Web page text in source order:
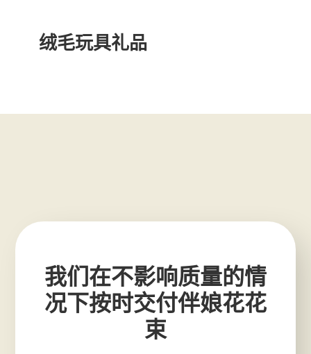
绒毛玩具礼品
我们在不影响质量的情
况下按时交付伴娘花花
束